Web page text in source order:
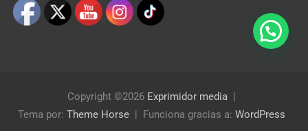
Copyright ©2026 Exprimidor media
Tema por: Theme Horse Funciona gracias a: WordPress